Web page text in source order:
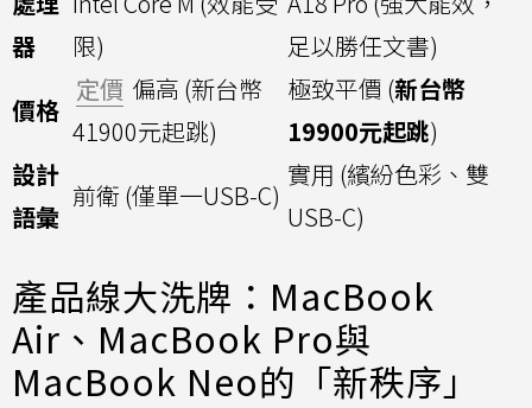
器
限)
足以勝任文書)
價格
定價 偏高 (新台幣
41900元起跳)
極致平價 (新台幣
19900元起跳)
設計
語彙
前衛 (僅單一USB-C)
實用 (繽紛色彩、雙
USB-C)
產品線大洗牌：MacBook
Air、MacBook Pro與
MacBook Neo的「新秩序」